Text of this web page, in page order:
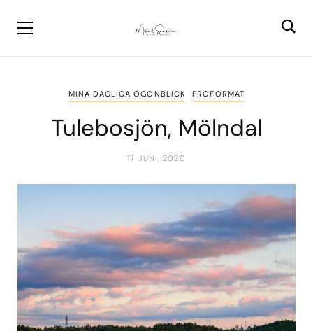
MINA DAGLIGA ÖGONBLICK PROFORMAT
Tulebosjön, Mölndal
17 JUNI, 2020